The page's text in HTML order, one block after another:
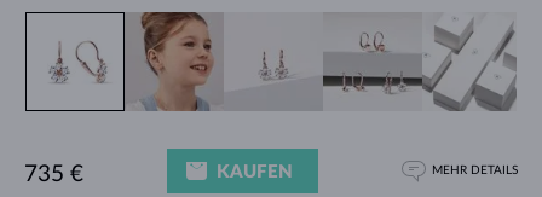
735 € KAUFEN MEHR DETAILS